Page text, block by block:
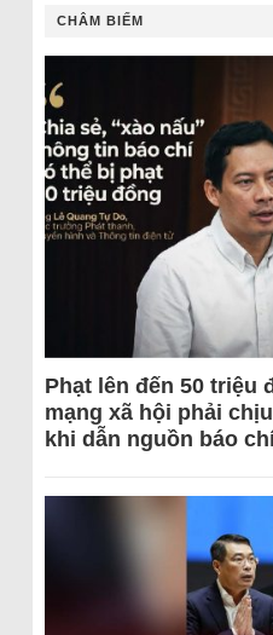
CHÂM BIẾM
Phạt lên đến 50 triệu
mạng xã hội phải
khi dẫn nguồn báo